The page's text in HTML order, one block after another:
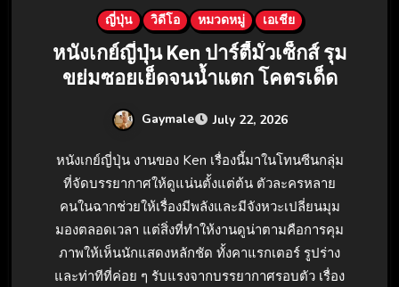
ญี่ปุ่น วิดีโอ หมวดหมู่ เอเชีย
หนังเกย์ญี่ปุ่น Ken ปาร์ตี้มั่วเซ็กส์ รุม
ขย่มซอยเย็ดจนน้ำแตก โคตรเด็ด
Gaymale July 22, 2026
หนังเกย์ญี่ปุ่น งานของ Ken เรื่องนี้มาในโทนซีนกลุ่ม
ที่จัดบรรยากาศให้ดูแน่นตั้งแต่ต้น ตัวละครหลาย
คนในฉากช่วยให้เรื่องมีพลังและมีจังหวะเปลี่ยนมุม
มองตลอดเวลา แต่สิ่งที่ทำให้งานดูน่าตามคือการคุม
ภาพให้เห็นนักแสดงหลักชัด ทั้งคาแรกเตอร์ รูปร่าง
และท่าทีที่ค่อย ๆ รับแรงจากบรรยากาศรอบตัว เรื่อง